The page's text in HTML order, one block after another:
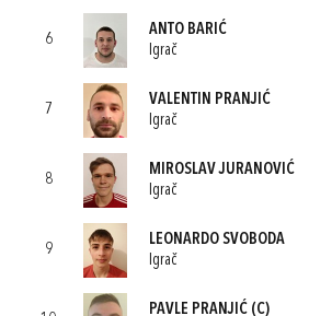
6
ANTO BARIĆ
Igrač
7
VALENTIN PRANJIĆ
Igrač
8
MIROSLAV JURANOVIĆ
Igrač
9
LEONARDO SVOBODA
Igrač
PAVLE PRANJIĆ (C)